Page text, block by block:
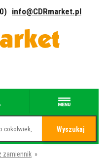
info@CDRmarket.pl
Wyszukaj
zamiennik »